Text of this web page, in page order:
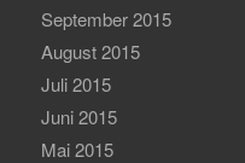
September 2015
August 2015
Juli 2015
Juni 2015
Mai 2015